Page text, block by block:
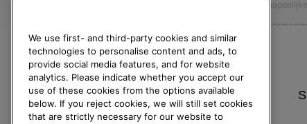
Retouren
Overeenkomst herroepen
Bestelstatus
Bezorging
We use first- and third-party cookies and similar
technologies to personalise content and ads, to
provide social media features, and for website
analytics. Please indicate whether you accept our
use of these cookies from the options available
below. If you reject cookies, we will still set cookies
that are strictly necessary for our website to